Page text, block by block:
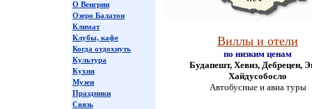
О Венгрии
Озеро Балатон
Климат
Клубы, кафе
Когда отдохнуть
Культура
Кухня
Музеи
Праздники
Связь
Виллы и отели
по низким ценам
Будапешт, Хевиз, Дебрецен,
Хайдусобосло
Автобусные и авиа туры